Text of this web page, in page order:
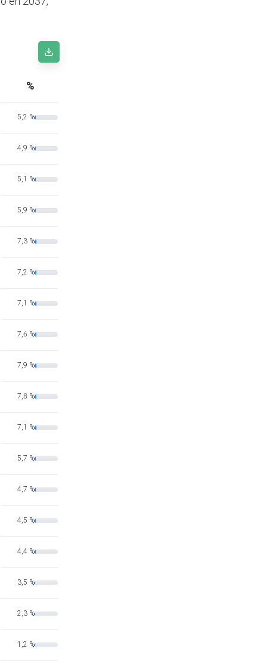
%
5,2 %
4,9 %
5,1 %
5,9 %
7,3 %
7,2 %
7,1 %
7,6 %
7,9 %
7,8 %
7,1 %
5,7 %
4,7 %
4,5 %
4,4 %
3,5 %
2,3 %
1,2 %